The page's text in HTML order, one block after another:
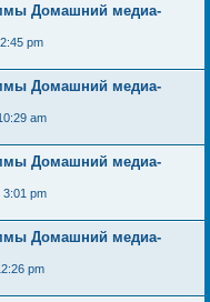
Домашний медиа-
pm
Домашний медиа-
am
Домашний медиа-
3:01 pm
Домашний медиа-
pm